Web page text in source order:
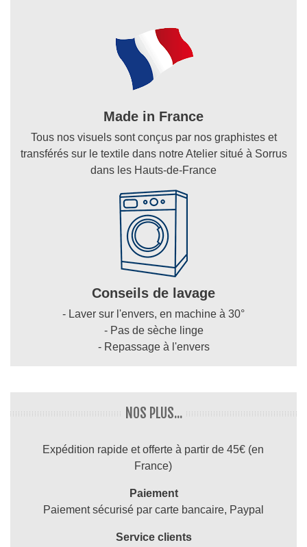
Made in France
Tous nos visuels sont conçus par nos graphistes et
transférés sur le textile dans notre Atelier situé à Sorrus
dans les Hauts-de-France
Conseils de lavage
- Laver sur l'envers, en machine à 30°
- Pas de sèche linge
- Repassage à l'envers
NOS PLUS...
Expédition rapide et offerte à partir de 45€ (en
France)
Paiement
Paiement sécurisé par carte bancaire, Paypal
Service clients